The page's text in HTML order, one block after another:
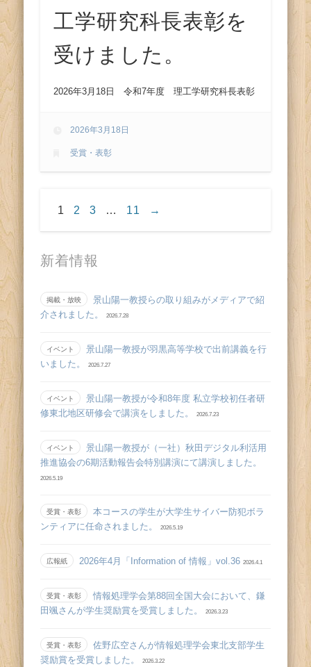
工学研究科長表彰を
受けました。
2026年3月18日 令和7年度 理工学研究科長表彰
2026年3月18日
受賞・表彰
1 2 3 … 11 →
新着情報
掲載・放映
景山陽一教授らの取り組みがメディアで紹
介されました。
2026.7.28
イベント
景山陽一教授が羽黒高等学校で出前講義を行
いました。
2026.7.27
イベント
景山陽一教授が令和8年度 私立学校初任者研
修東北地区研修会で講演をしました。
2026.7.23
イベント
景山陽一教授が（一社）秋田デジタル利活用
推進協会の6期活動報告会特別講演にて講演しました。
2026.5.19
受賞・表彰
本コースの学生が大学生サイバー防犯ボラ
ンティアに任命されました。
2026.5.19
広報紙 2026年4月「Information of 情報」vol.36 2026.4.1
受賞・表彰
情報処理学会第88回全国大会において、鎌
田颯さんが学生奨励賞を受賞しました。
2026.3.23
受賞・表彰
佐野広空さんが情報処理学会東北支部学生
奨励賞を受賞しました。
2026.3.22